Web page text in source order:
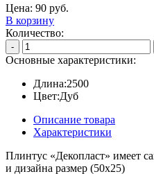
Цена: 90 руб.
В корзину
Количество:
-
Основные характеристики:
Длина:2500
Цвет:Дуб
Описание товара
Характеристики
Плинтус «Декопласт» имеет
и дизайна размер (50х25)